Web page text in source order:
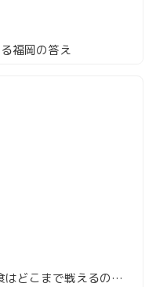
福岡の答え
永遠に串が出てくる名店で、少食はどこまで戦えるのか。中目黒「鳥よし」